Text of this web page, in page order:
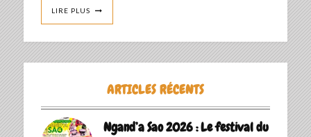
LIRE PLUS
ARTICLES RÉCENTS
Ngand’a Sao 2026 : Le festival du